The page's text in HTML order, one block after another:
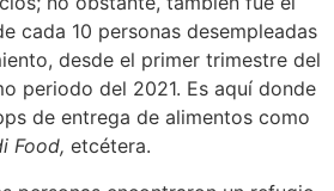
cada 10 personas desempleadas
desde el primer trimestre del
periodo del 2021. Es aquí donde
de entrega de alimentos como
Food, etcétera.